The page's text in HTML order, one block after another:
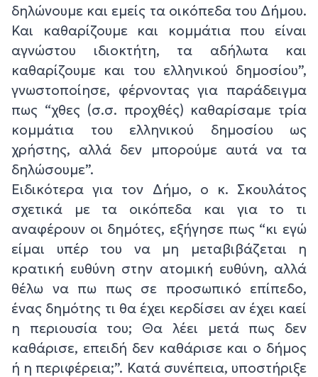
δηλώνουμε και εμείς τα οικόπεδα του Δήμου.
Και καθαρίζουμε και κομμάτια που είναι
αγνώστου ιδιοκτήτη, τα αδήλωτα και
καθαρίζουμε και του ελληνικού δημοσίου”,
γνωστοποίησε, φέρνοντας για παράδειγμα
πως “χθες (σ.σ. προχθές) καθαρίσαμε τρία
κομμάτια του ελληνικού δημοσίου ως
χρήστης, αλλά δεν μπορούμε αυτά να τα
δηλώσουμε”.
Ειδικότερα για τον Δήμο, ο κ. Σκουλάτος
σχετικά με τα οικόπεδα και για το τι
αναφέρουν οι δημότες, εξήγησε πως “κι εγώ
είμαι υπέρ του να μη μεταβιβάζεται η
κρατική ευθύνη στην ατομική ευθύνη, αλλά
θέλω να πω πως σε προσωπικό επίπεδο,
ένας δημότης τι θα έχει κερδίσει αν έχει καεί
η περιουσία του; Θα λέει μετά πως δεν
καθάρισε, επειδή δεν καθάρισε και ο δήμος
ή η περιφέρεια;”. Κατά συνέπεια, υποστήριξε